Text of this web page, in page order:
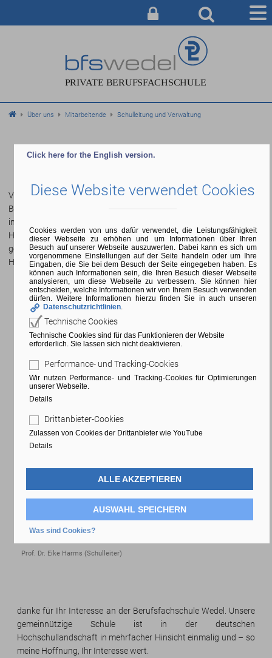
BERATUNG & ANMELDUNG
SERVICE & INFO
ÜBER UNS
Über uns Mitarbeitende Schulleitung und Verwaltung
Schulleitung
Verantwortlicher Schulleiter und Geschäftsführere der
Berufsfachschule Wedel ist Prof. Dr. Eike Harms. Er leitet die Schule
in dritter Generation. Unterstütz wird er durch die Fachbereichsleiter,
Herrn Birger Wolter und Herrn Dirk Ahrens. Die Schulleitung
gewährleistet die Qualitätssicherung und vollzieht den
Haushaltsplan der Schule.
Grußwort
Liebe Leserinnen und Leser,
Prof. Dr. Eike Harms (Schulleiter)
danke für Ihr Interesse an der Berufsfachschule Wedel. Unsere
gemeinnützige Schule ist in der deutschen
Hochschullandschaft in mehrfacher Hinsicht einmalig und – so
meine Hoffnung, Ihr Interesse wert.
Click here for the English version.
Diese Website verwendet Cookies
Cookies werden von uns dafür verwendet, die Leistungsfähigkeit
dieser Webseite zu erhöhen und um Informationen über Ihren
Besuch auf unserer Webseite auszuwerten. Dabei kann es sich um
vorgenommene Einstellungen auf der Seite handeln oder um Ihre
Eingaben, die Sie bei dem Besuch der Seite eingegeben haben. Es
können auch Informationen sein, die Ihren Besuch dieser Webseite
analysieren, um diese Webseite zu verbessern. Sie können hier
entscheiden, welche Informationen wir von Ihrem Besuch verwenden
dürfen. Weitere Informationen hierzu finden Sie in auch unseren
Datenschutzrichtlinien.
Technische Cookies
Technische Cookies sind für das Funktionieren der Website
erforderlich. Sie lassen sich nicht deaktivieren.
Performance- und Tracking-Cookies
Wir nutzen Performance- und Tracking-Cookies für Optimierungen
unserer Webseite.
Details
Drittanbieter-Cookies
Zulassen von Cookies der Drittanbieter wie YouTube
Details
ALLE AKZEPTIEREN
AUSWAHL SPEICHERN
Was sind Cookies?